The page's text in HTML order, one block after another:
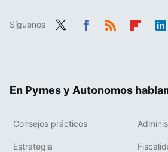
Síguenos
En Pymes y Autonomos
Consejos prácticos
Estrategia